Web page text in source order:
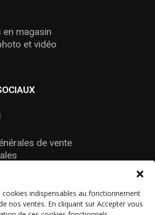
cookies indispensables au fonctionnement
nos ventes. En cliquant sur Accepter vous
magasin
et vidéo
de vente